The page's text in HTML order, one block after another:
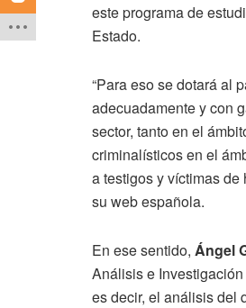
este programa de
Estado.
“Para eso se dotará al
adecuadamente y con
sector, tanto en el
criminalísticos en el
a testigos y víctimas
su web española.
En ese sentido, Ángel
Análisis e
es decir, el análisis del